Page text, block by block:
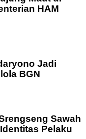
HAM
Jadi
BGN
Sawah
Pelaku